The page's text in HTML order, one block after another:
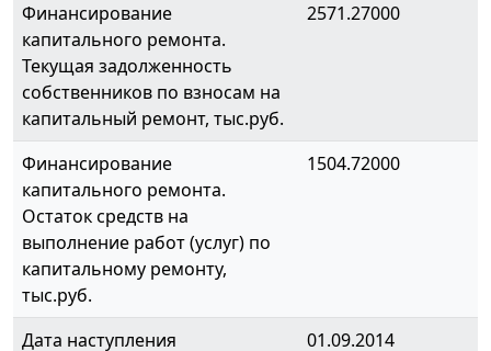
Финансирование
капитального ремонта.
Текущая задолженность
собственников по взносам на
капитальный ремонт, тыс.руб.
2571.27000
Финансирование
капитального ремонта.
Остаток средств на
выполнение работ (услуг) по
капитальному ремонту,
тыс.руб.
1504.72000
Дата наступления
01.09.2014